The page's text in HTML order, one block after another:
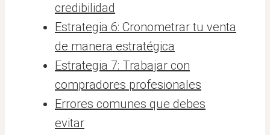
credibilidad
Estrategia 6: Cronometrar tu venta
de manera estratégica
Estrategia 7: Trabajar con
compradores profesionales
Errores comunes que debes
evitar